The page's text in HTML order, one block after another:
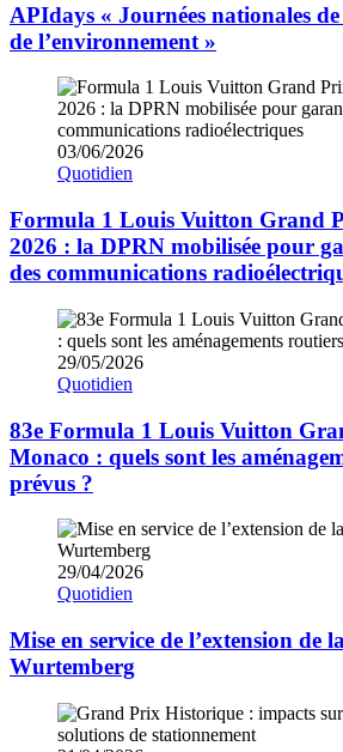
APIdays « Journées nationales
de l’environnement »
03/06/2026
Quotidien
Formula 1 Louis Vuitton Grand
2026 : la DPRN mobilisée pour
des communications
29/05/2026
Quotidien
83e Formula 1 Louis Vuitton
Monaco : quels sont les
prévus ?
29/04/2026
Quotidien
Mise en service de l’extension de
Wurtemberg